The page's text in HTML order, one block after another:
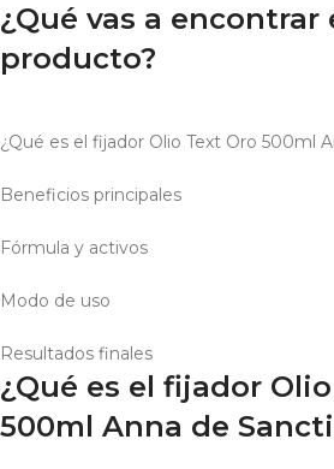
¿Qué vas a encontrar
producto?
¿Qué es el fijador Olio Text Oro 500ml
Beneficios principales
Fórmula y activos
Modo de uso
Resultados finales
¿Qué es el fijador
500ml Anna de